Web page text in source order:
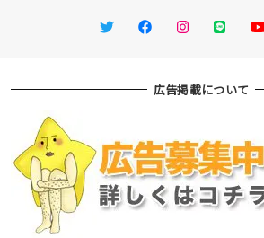
TwitterFacebookInstagram
LINE
広告掲載について